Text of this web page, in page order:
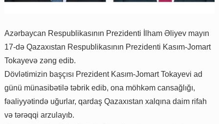
Azərbaycan Respublikasının Prezidenti İlham Əliyev mayın
17-də Qazaxıstan Respublikasının Prezidenti Kasım-Jomart
Tokayevə zəng edib.
Dövlətimizin başçısı Prezident Kasım-Jomart Tokayevi ad
günü münasibətilə təbrik edib, ona möhkəm cansağlığı,
fəaliyyətində uğurlar, qardaş Qazaxıstan xalqına daim rifah
və tərəqqi arzulayıb.